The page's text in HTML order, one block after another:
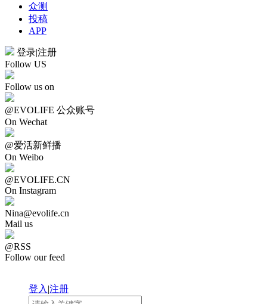
众测
投稿
APP
登录|注册
Follow US
Follow us on
@EVOLIFE 公众账号
On Wechat
@爱活新鲜播
On Weibo
@EVOLIFE.CN
On Instagram
Nina@evolife.cn
Mail us
@RSS
Follow our feed
登入|注册